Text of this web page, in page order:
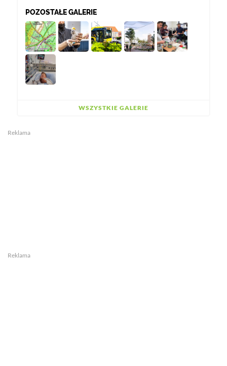
POZOSTAŁE GALERIE
WSZYSTKIE GALERIE
Reklama
Reklama